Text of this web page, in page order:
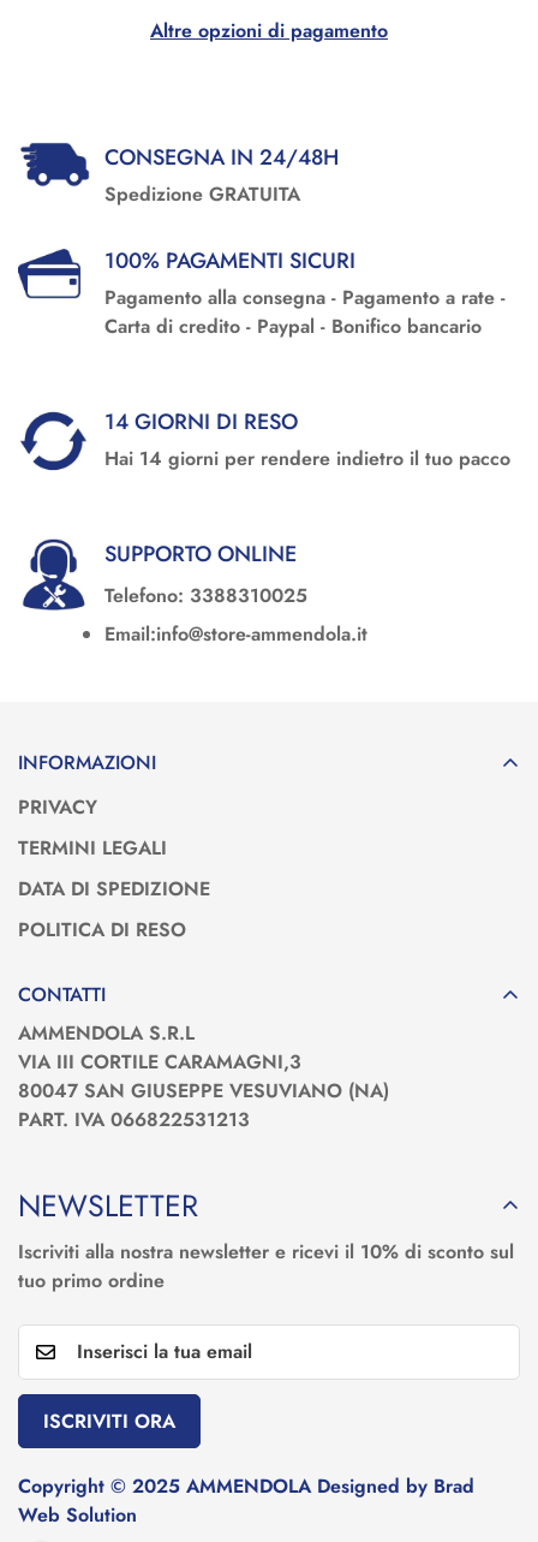
Altre opzioni di pagamento
CONSEGNA IN 24/48H
Spedizione GRATUITA
100% PAGAMENTI SICURI
Pagamento alla consegna - Pagamento a rate -
Carta di credito - Paypal - Bonifico bancario
14 GIORNI DI RESO
Hai 14 giorni per rendere indietro il tuo pacco
SUPPORTO ONLINE
Telefono: 3388310025
Email:info@store-ammendola.it
INFORMAZIONI
PRIVACY
TERMINI LEGALI
DATA DI SPEDIZIONE
POLITICA DI RESO
CONTATTI
AMMENDOLA S.R.L
VIA III CORTILE CARAMAGNI,3
80047 SAN GIUSEPPE VESUVIANO (NA)
PART. IVA 066822531213
NEWSLETTER
Iscriviti alla nostra newsletter e ricevi il 10% di sconto sul
tuo primo ordine
ISCRIVITI ORA
Copyright © 2025 AMMENDOLA Designed by Brad
Web Solution